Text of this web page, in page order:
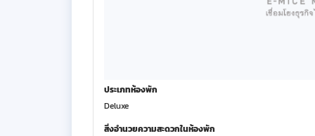
ประเภทห้องพัก
Deluxe
สิ่งอำนวยความสะดวกในห้องพัก